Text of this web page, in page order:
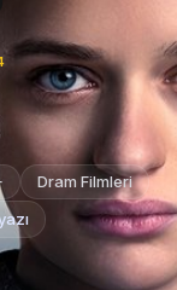
Dram Filmleri